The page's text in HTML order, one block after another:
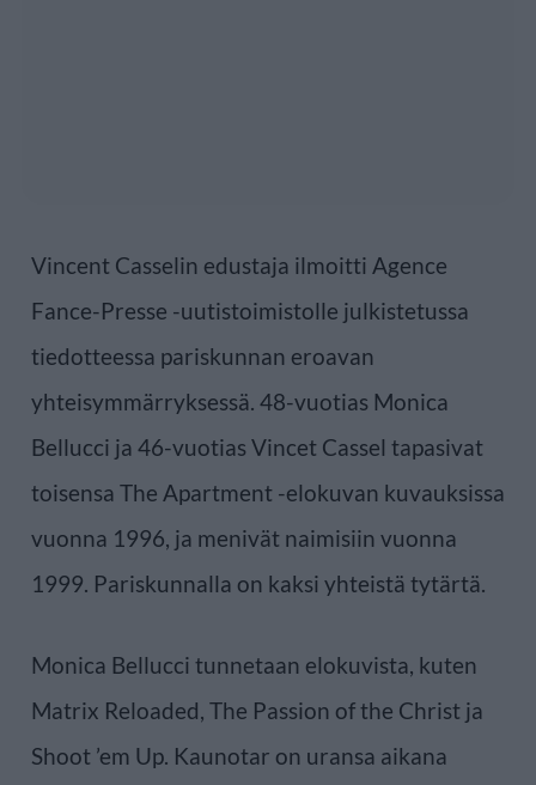
Vincent Casselin edustaja ilmoitti Agence
Fance-Presse -uutistoimistolle julkistetussa
tiedotteessa pariskunnan eroavan
yhteisymmärryksessä. 48-vuotias Monica
Bellucci ja 46-vuotias Vincet Cassel tapasivat
toisensa The Apartment -elokuvan kuvauksissa
vuonna 1996, ja menivät naimisiin vuonna
1999. Pariskunnalla on kaksi yhteistä tytärtä.
Monica Bellucci tunnetaan elokuvista, kuten
Matrix Reloaded, The Passion of the Christ ja
Shoot ’em Up. Kaunotar on uransa aikana